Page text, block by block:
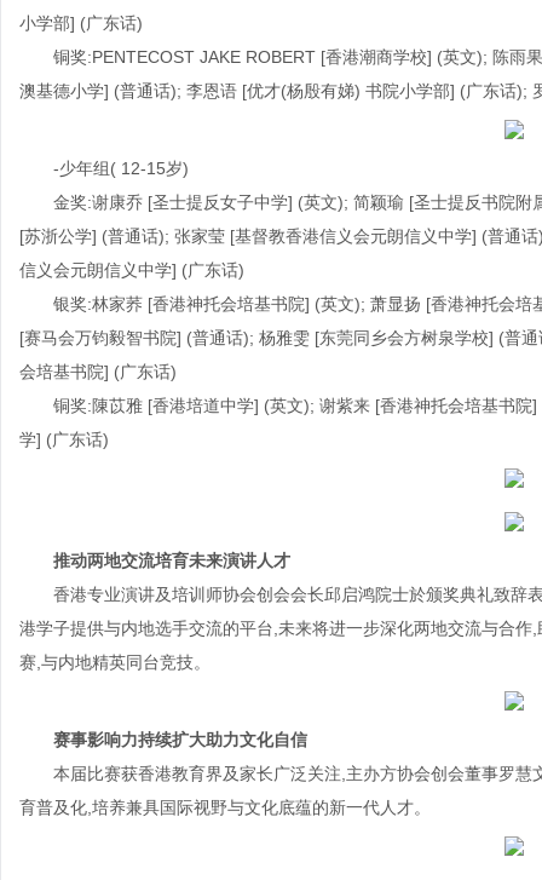
小学部] (广东话)
铜奖:PENTECOST JAKE ROBERT [香港潮商学校] (英文); 陈
澳基德小学] (普通话); 李恩语 [优才(杨殷有娣) 书院小学部] (广东话);
-少年组( 12-15岁)
金奖:谢康乔 [圣士提反女子中学] (英文); 简颖瑜 [圣士提反书院
[苏浙公学] (普通话); 张家莹 [基督教香港信义会元朗信义中学] (普通
信义会元朗信义中学] (广东话)
银奖:林家荞 [香港神托会培基书院] (英文); 萧显扬 [香港神托会
[赛马会万钧毅智书院] (普通话); 杨雅雯 [东莞同乡会方树泉学校] (普
会培基书院] (广东话)
铜奖:陳苡雅 [香港培道中学] (英文); 谢紫来 [香港神托会培基书
学] (广东话)
推动两地交流培育未来演讲人才
香港专业演讲及培训师协会创会会长邱启鸿院士於颁奖典礼致辞
港学子提供与内地选手交流的平台,未来将进一步深化两地交流与合
赛,与内地精英同台竞技。
赛事影响力持续扩大助力文化自信
本届比赛获香港教育界及家长广泛关注,主办方协会创会董事罗
育普及化,培养兼具国际视野与文化底蕴的新一代人才。